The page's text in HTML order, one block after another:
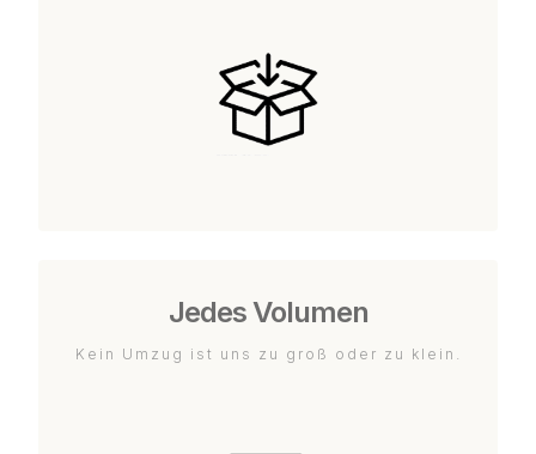
Jedes Volumen
Kein Umzug ist uns zu groß oder zu klein.